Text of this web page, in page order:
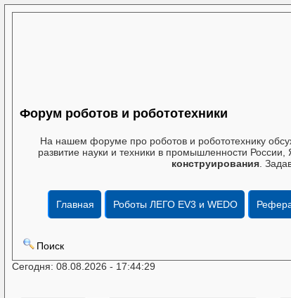
Форум роботов и робототехники
На нашем форуме про роботов и робототехнику
развитие науки и техники в промышленности
конструирования.
Главная Роботы ЛЕГО EV3 и WEDO
Поиск
Сегодня: 08.08.2026 - 17:44:29